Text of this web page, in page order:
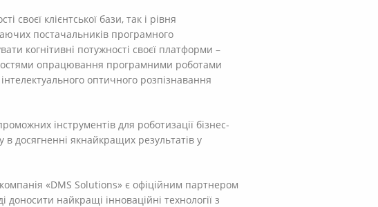
своєї клієнтської бази, так і рівня
постачальників програмного
когнітивні потужності своєї платформи –
опрацювання програмними роботами
оптичного розпізнавання
інструментів для роботизації бізнес-
в досягненні якнайкращих результатів у
«DMS Solutions» є офіційним партнером
найкращі інноваційні технології з